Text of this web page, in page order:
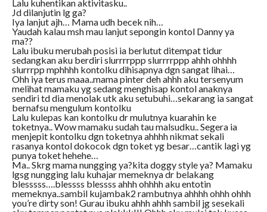
Lalu kuhentikan aktivitasku..
Jd dilanjutin lg ga?
Iya lanjut ajh… Mama udh becek nih…
Yaudah kalau msh mau lanjut sepongin kontol Danny ya
ma??
Lalu ibuku merubah posisi ia berlutut ditempat tidur
sedangkan aku berdiri slurrrrppp slurrrrppp ahhh ohhhh
slurrrpp mphhhh kontolku dihisapnya dgn sangat lihai…
Ohh iya terus maaa..mama pinter deh ahhh aku tersenyum
melihat mamaku yg sedang menghisap kontol anaknya
sendiri td dia menolak utk aku setubuhi…sekarang ia sangat
bernafsu mengulum kontolku
Lalu kulepas kan kontolku dr mulutnya kuarahin ke
toketnya.. Wow mamaku sudah tau malsudku.. Segera ia
menjepit kontolku dgn toketnya ahhhh nikmat sekali
rasanya kontol dokocok dgn toket yg besar…cantik lagi yg
punya toket hehehe…
Ma.. Skrg mama nungging ya?kita doggy style ya? Mamaku
lgsg nungging lalu kuhajar memeknya dr belakang
blesssss….blessss blessss ahhh ohhhh aku entotin
memeknya..sambil kujambak2 rambutnya ahhhh ohhh ohhh
you’re dirty son! Gurau ibuku ahhh ahhh sambil jg sesekali